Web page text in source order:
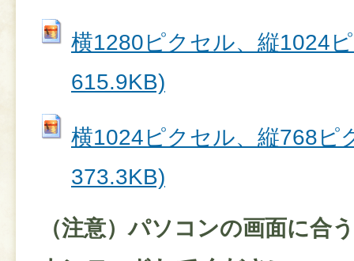
横1280ピクセル、縦1024
615.9KB)
横1024ピクセル、縦768ピ
373.3KB)
（注意）パソコンの画面に合